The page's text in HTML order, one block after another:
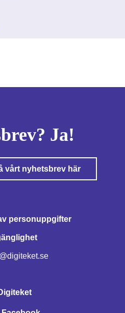
personuppgifter
Ja!
vårt nyhetsbrev här